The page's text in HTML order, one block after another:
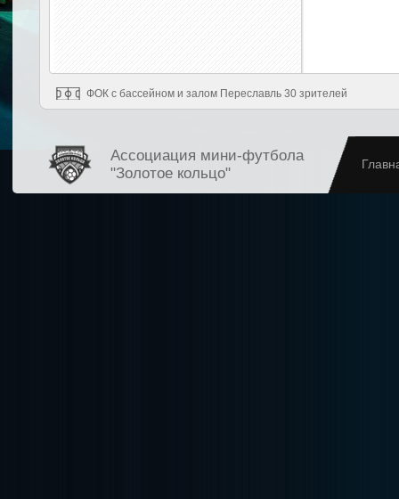
ФОК с бассейном и залом Переславль 30 зрителей
Ассоциация мини-футбола
"Золотое кольцо"